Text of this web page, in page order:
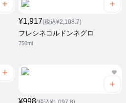
¥1,917(税込¥2,108.7)
フレシネコルドンネグロ
750ml
¥998